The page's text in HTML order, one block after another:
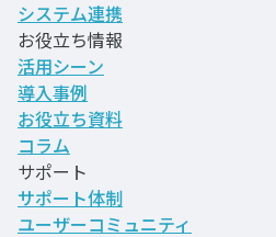
システム連携
お役立ち情報
活用シーン
導入事例
お役立ち資料
コラム
サポート
サポート体制
ユーザーコミュニティ